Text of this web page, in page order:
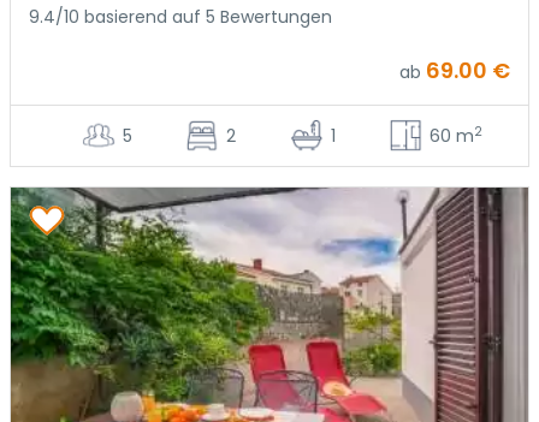
9.4/10 basierend auf 5 Bewertungen
ab 69.00 €
5 2 1 60 m2